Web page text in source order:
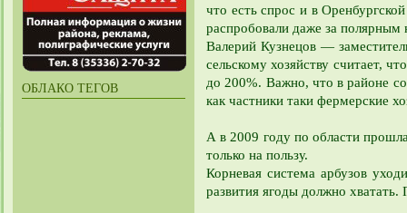
ОБЛАКО ТЕГОВ
что есть спрос и в
распробовали даже за полярным
Валерий Кузнецов —
сельскому хозяйству считает,
до 200%. Важно, что в районе
как частники таки фермерские
А в 2009 году по области
только на пользу.
Корневая система арбузов
развития ягоды должно